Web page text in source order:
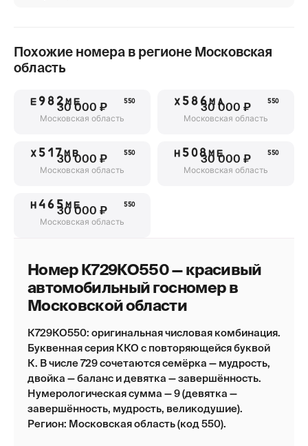
Похожие номера в регионе Московская
область
Е982МЕ 550
30 000 ₽
Московская область
Х586МА 550
30 000 ₽
Московская область
Х517МВ 550
30 000 ₽
Московская область
Н508МЕ 550
30 000 ₽
Московская область
Н465МЕ 550
30 000 ₽
Московская область
Номер К729КО550 — красивый
автомобильный госномер в
Московской области
К729КО550: оригинальная числовая комбинация.
Буквенная серия ККО с повторяющейся буквой
К. В числе 729 сочетаются семёрка — мудрость,
двойка — баланс и девятка — завершённость.
Нумерологическая сумма — 9 (девятка —
завершённость, мудрость, великодушие).
Регион: Московская область (код 550).